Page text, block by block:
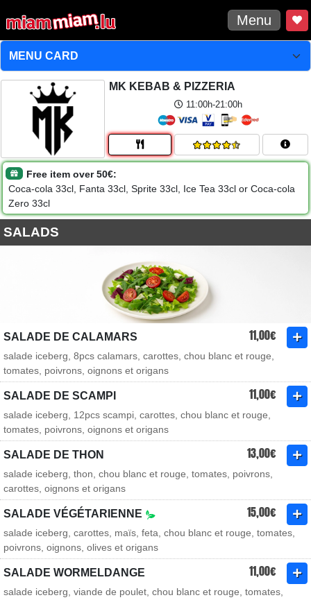
Menu
MK KEBAB & PIZZERIA
11:00h-21:00h
Free item over 50€:
Coca-cola 33cl, Fanta 33cl, Sprite 33cl, Ice Tea 33cl or Coca-cola
Zero 33cl
SALADS
SALADE DE CALAMARS 11,00€
salade iceberg, 8pcs calamars, carottes, chou blanc et rouge,
tomates, poivrons, oignons et origans
SALADE DE SCAMPI 11,00€
salade iceberg, 12pcs scampi, carottes, chou blanc et rouge,
tomates, poivrons, oignons et origans
SALADE DE THON 13,00€
salade iceberg, thon, chou blanc et rouge, tomates, poivrons,
carottes, oignons et origans
SALADE VÉGÉTARIENNE 15,00€
salade iceberg, carottes, maïs, feta, chou blanc et rouge, tomates,
poivrons, oignons, olives et origans
SALADE WORMELDANGE 11,00€
salade iceberg, viande de poulet, chou blanc et rouge, tomates,